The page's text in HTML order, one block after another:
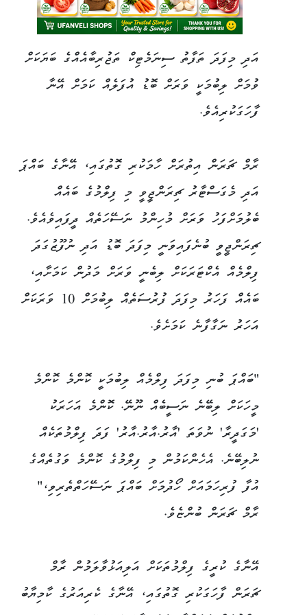
އަދި މިފަދަ ތަފާތު ސިނަމެޓިކް ތަޖުރިބާއެއްގެ ބަޔަކަށް
ވުމަށް ލިބުމަކީ ވަރަށް ބޮޑު އުފަލެއް ކަމަށް އޭނާ
ފާހަގަކުރިއެވެ.
ރާމް ޗަރަން އިތުރަށް ހާމަކުރި ގޮތުގައި، އޭނާގެ ބައްޕަ
އަދި މެގަސްޓާރު ޗިރަންޖީވީ މި ފިލްމުގެ ބައެއް
ބެލުމަށްފަހު ވަރަށް މުހިންމު ނަސޭހަތެއް ދީފައިވެއެވެ.
ޗިރަންޖީވީ ބުނެފައިވަނީ މިފަދަ ބޮޑު އަދި ނުފޫޒުގަދަ
ފިލްމެއް އެކްޓަރަކަށް ލިބެނީ ވަރަށް މަދުން ކަމަށާއި،
ބައެއް ފަހަރު މިފަދަ ފުރުސަތެއް ލިބުމަށް 10 ވަރަކަށް
އަހަރު ނަގާފާނެ ކަމަށެވެ.
"ބައްޕަ ބުނި މިފަދަ ފިލްމެއް ލިބުމަކީ ކޮންމެ ކޮންމެ
މީހަކަށް ލިބޭނެ ނަސީބެއް ނޫނޭ. ކޮންމެ އަހަރަކު
'މަގަދީރާ' ނުވަތަ 'އާރު.އާރު.އާރު' ފަދަ ފިލްމުތަކެއް
ނުލިބޭނެ. އެހެންކަމުން މި ފިލްމުގެ ކޮންމެ ވަގުތެއްގެ
އުފާ ފުރިހަމައަށް ހޯދުމަށް ބައްޕަ ނަސޭހަތްތެރިވި،"
ރާމް ޗަރަން ބުންޏެވެ.
އޭނާގެ ކުރީގެ ފިލްމުތަކަށް އަލިއަޅުވާލަމުން ރާމް
ޗަރަން ފާހަގަކުރި ގޮތުގައި، އޭނާގެ ކެރިއަރުގެ ކާމިޔާބު